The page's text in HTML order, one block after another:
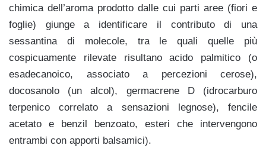
chimica dell’aroma prodotto dalle cui parti aree (fiori e
foglie) giunge a identificare il contributo di una
sessantina di molecole, tra le quali quelle più
cospicuamente rilevate risultano acido palmitico (o
esadecanoico, associato a percezioni cerose),
docosanolo (un alcol), germacrene D (idrocarburo
terpenico correlato a sensazioni legnose), fencile
acetato e benzil benzoato, esteri che intervengono
entrambi con apporti balsamici).